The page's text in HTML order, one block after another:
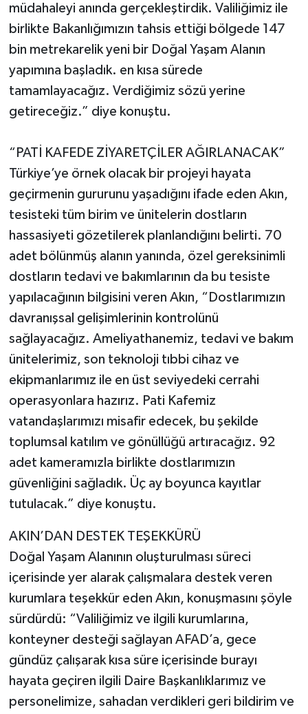
müdahaleyi anında gerçekleştirdik. Valiliğimiz ile
birlikte Bakanlığımızın tahsis ettiği bölgede 147
bin metrekarelik yeni bir Doğal Yaşam Alanın
yapımına başladık. en kısa sürede
tamamlayacağız. Verdiğimiz sözü yerine
getireceğiz.” diye konuştu.
“PATİ KAFEDE ZİYARETÇİLER AĞIRLANACAK”
Türkiye’ye örnek olacak bir projeyi hayata
geçirmenin gururunu yaşadığını ifade eden Akın,
tesisteki tüm birim ve ünitelerin dostların
hassasiyeti gözetilerek planlandığını belirti. 70
adet bölünmüş alanın yanında, özel gereksinimli
dostların tedavi ve bakımlarının da bu tesiste
yapılacağının bilgisini veren Akın, “Dostlarımızın
davranışsal gelişimlerinin kontrolünü
sağlayacağız. Ameliyathanemiz, tedavi ve bakım
ünitelerimiz, son teknoloji tıbbi cihaz ve
ekipmanlarımız ile en üst seviyedeki cerrahi
operasyonlara hazırız. Pati Kafemiz
vatandaşlarımızı misafir edecek, bu şekilde
toplumsal katılım ve gönüllüğü artıracağız. 92
adet kameramızla birlikte dostlarımızın
güvenliğini sağladık. Üç ay boyunca kayıtlar
tutulacak.” diye konuştu.
AKIN’DAN DESTEK TEŞEKKÜRÜ
Doğal Yaşam Alanının oluşturulması süreci
içerisinde yer alarak çalışmalara destek veren
kurumlara teşekkür eden Akın, konuşmasını şöyle
sürdürdü: “Valiliğimiz ve ilgili kurumlarına,
konteyner desteği sağlayan AFAD’a, gece
gündüz çalışarak kısa süre içerisinde burayı
hayata geçiren ilgili Daire Başkanlıklarımız ve
personelimize, sahadan verdikleri geri bildirim ve